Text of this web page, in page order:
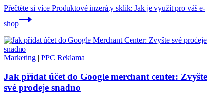
Přečtěte si více Produktové inzeráty sklik: Jak je využít pro váš e-
shop
Marketing | PPC Reklama
Jak přidat účet do Google merchant center: Zvyšte
své prodeje snadno